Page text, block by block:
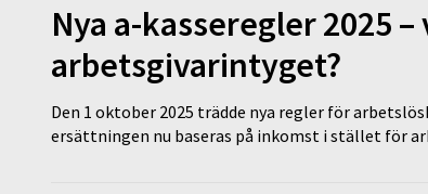
Nya a-kasseregler 2025
arbetsgivarintyget?
Den 1 oktober 2025 trädde nya regler för
ersättningen nu baseras på inkomst i stället för